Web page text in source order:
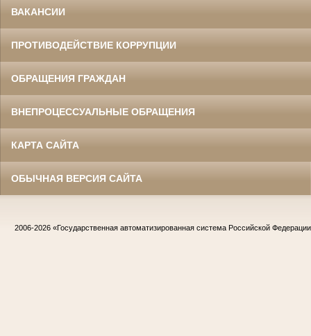
ВАКАНСИИ
ПРОТИВОДЕЙСТВИЕ КОРРУПЦИИ
ОБРАЩЕНИЯ ГРАЖДАН
ВНЕПРОЦЕССУАЛЬНЫЕ ОБРАЩЕНИЯ
КАРТА САЙТА
ОБЫЧНАЯ ВЕРСИЯ САЙТА
2006-2026 «Государственная автоматизированная система Российской